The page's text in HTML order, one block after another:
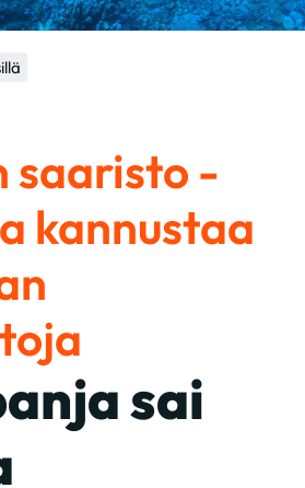
saaristo -
kannustaa
sai